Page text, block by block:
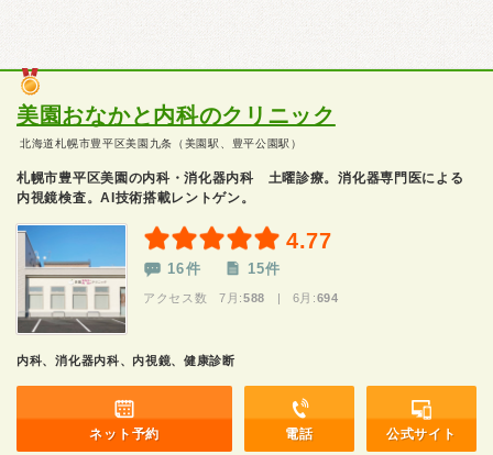
美園おなかと内科のクリニック
北海道札幌市豊平区美園九条（美園駅、豊平公園駅）
札幌市豊平区美園の内科・消化器内科 土曜診療。消化器専門医による
内視鏡検査。AI技術搭載レントゲン。
4.77
16件 15件
アクセス数 7月:588 | 6月:694
内科、消化器内科、内視鏡、健康診断
ネット予約 電話 公式サイト